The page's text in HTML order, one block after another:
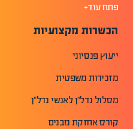
פתח עוד+
הכשרות מקצועיות
ייעוץ פנסיוני
מזכירות משפטית
מסלול נדל"ן לאנשי נדל"ן
קורס אחזקת מבנים